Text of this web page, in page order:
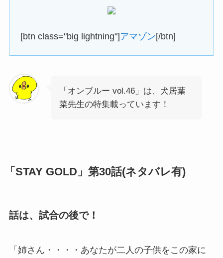
[btn class="big lightning"]アマゾン[/btn]
「オンブルー vol.46」は、犬居葉
菜先生の特集載っています！
「STAY GOLD」第30話(ネタバレ有)
話は、試合の後で！
「姉さん・・・・あなたが二人の子供をこの家に